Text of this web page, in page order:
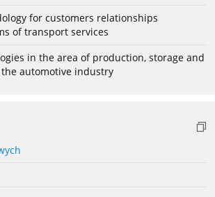
for customers relationships
of transport services
in the area of production, storage and
automotive industry